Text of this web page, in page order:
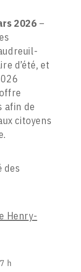
2026 –
d’été, et
afin de
citoyens
des
Henry-
h